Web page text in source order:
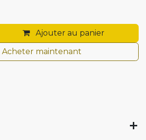
Ajouter au panier
Acheter maintenant